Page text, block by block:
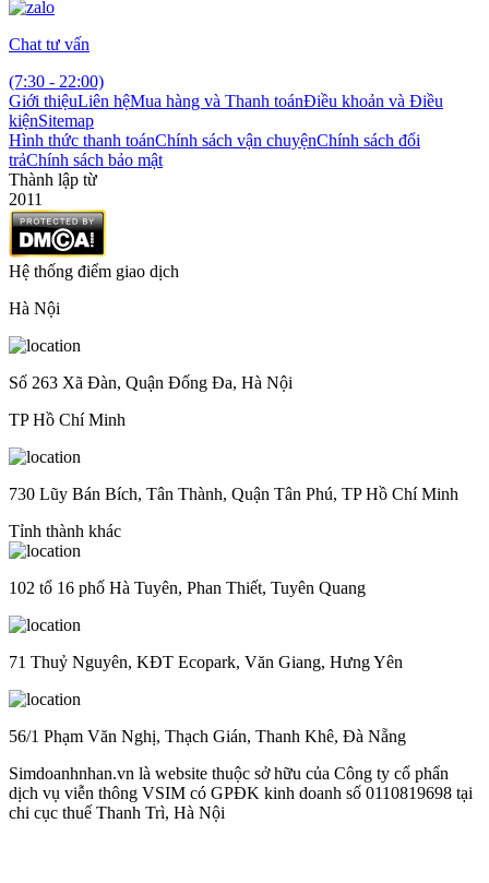
Chat tư vấn
(7:30 - 22:00)
Giới thiệuLiên hệMua hàng và Thanh toánĐiều khoản và Điều
kiệnSitemap
Hình thức thanh toánChính sách vận chuyệnChính sách đổi
trảChính sách bảo mật
Thành lập từ
2011
Hệ thống điểm giao dịch
Hà Nội
Số 263 Xã Đàn, Quận Đống Đa, Hà Nội
TP Hồ Chí Minh
730 Lũy Bán Bích, Tân Thành, Quận Tân Phú, TP Hồ Chí Minh
Tỉnh thành khác
102 tổ 16 phố Hà Tuyên, Phan Thiết, Tuyên Quang
71 Thuỷ Nguyên, KĐT Ecopark, Văn Giang, Hưng Yên
56/1 Phạm Văn Nghị, Thạch Gián, Thanh Khê, Đà Nẵng
Simdoanhnhan.vn là website thuộc sở hữu của Công ty cổ phẩn
dịch vụ viễn thông VSIM có GPĐK kinh doanh số 0110819698 tại
chi cục thuế Thanh Trì, Hà Nội